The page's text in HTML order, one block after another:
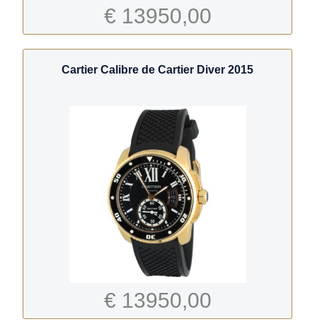
€ 13950,00
Cartier Calibre de Cartier Diver 2015
€ 13950,00